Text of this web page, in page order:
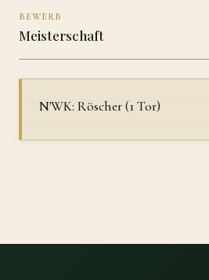
BEWERB
Meisterschaft
N'WK: Röscher (1 Tor)